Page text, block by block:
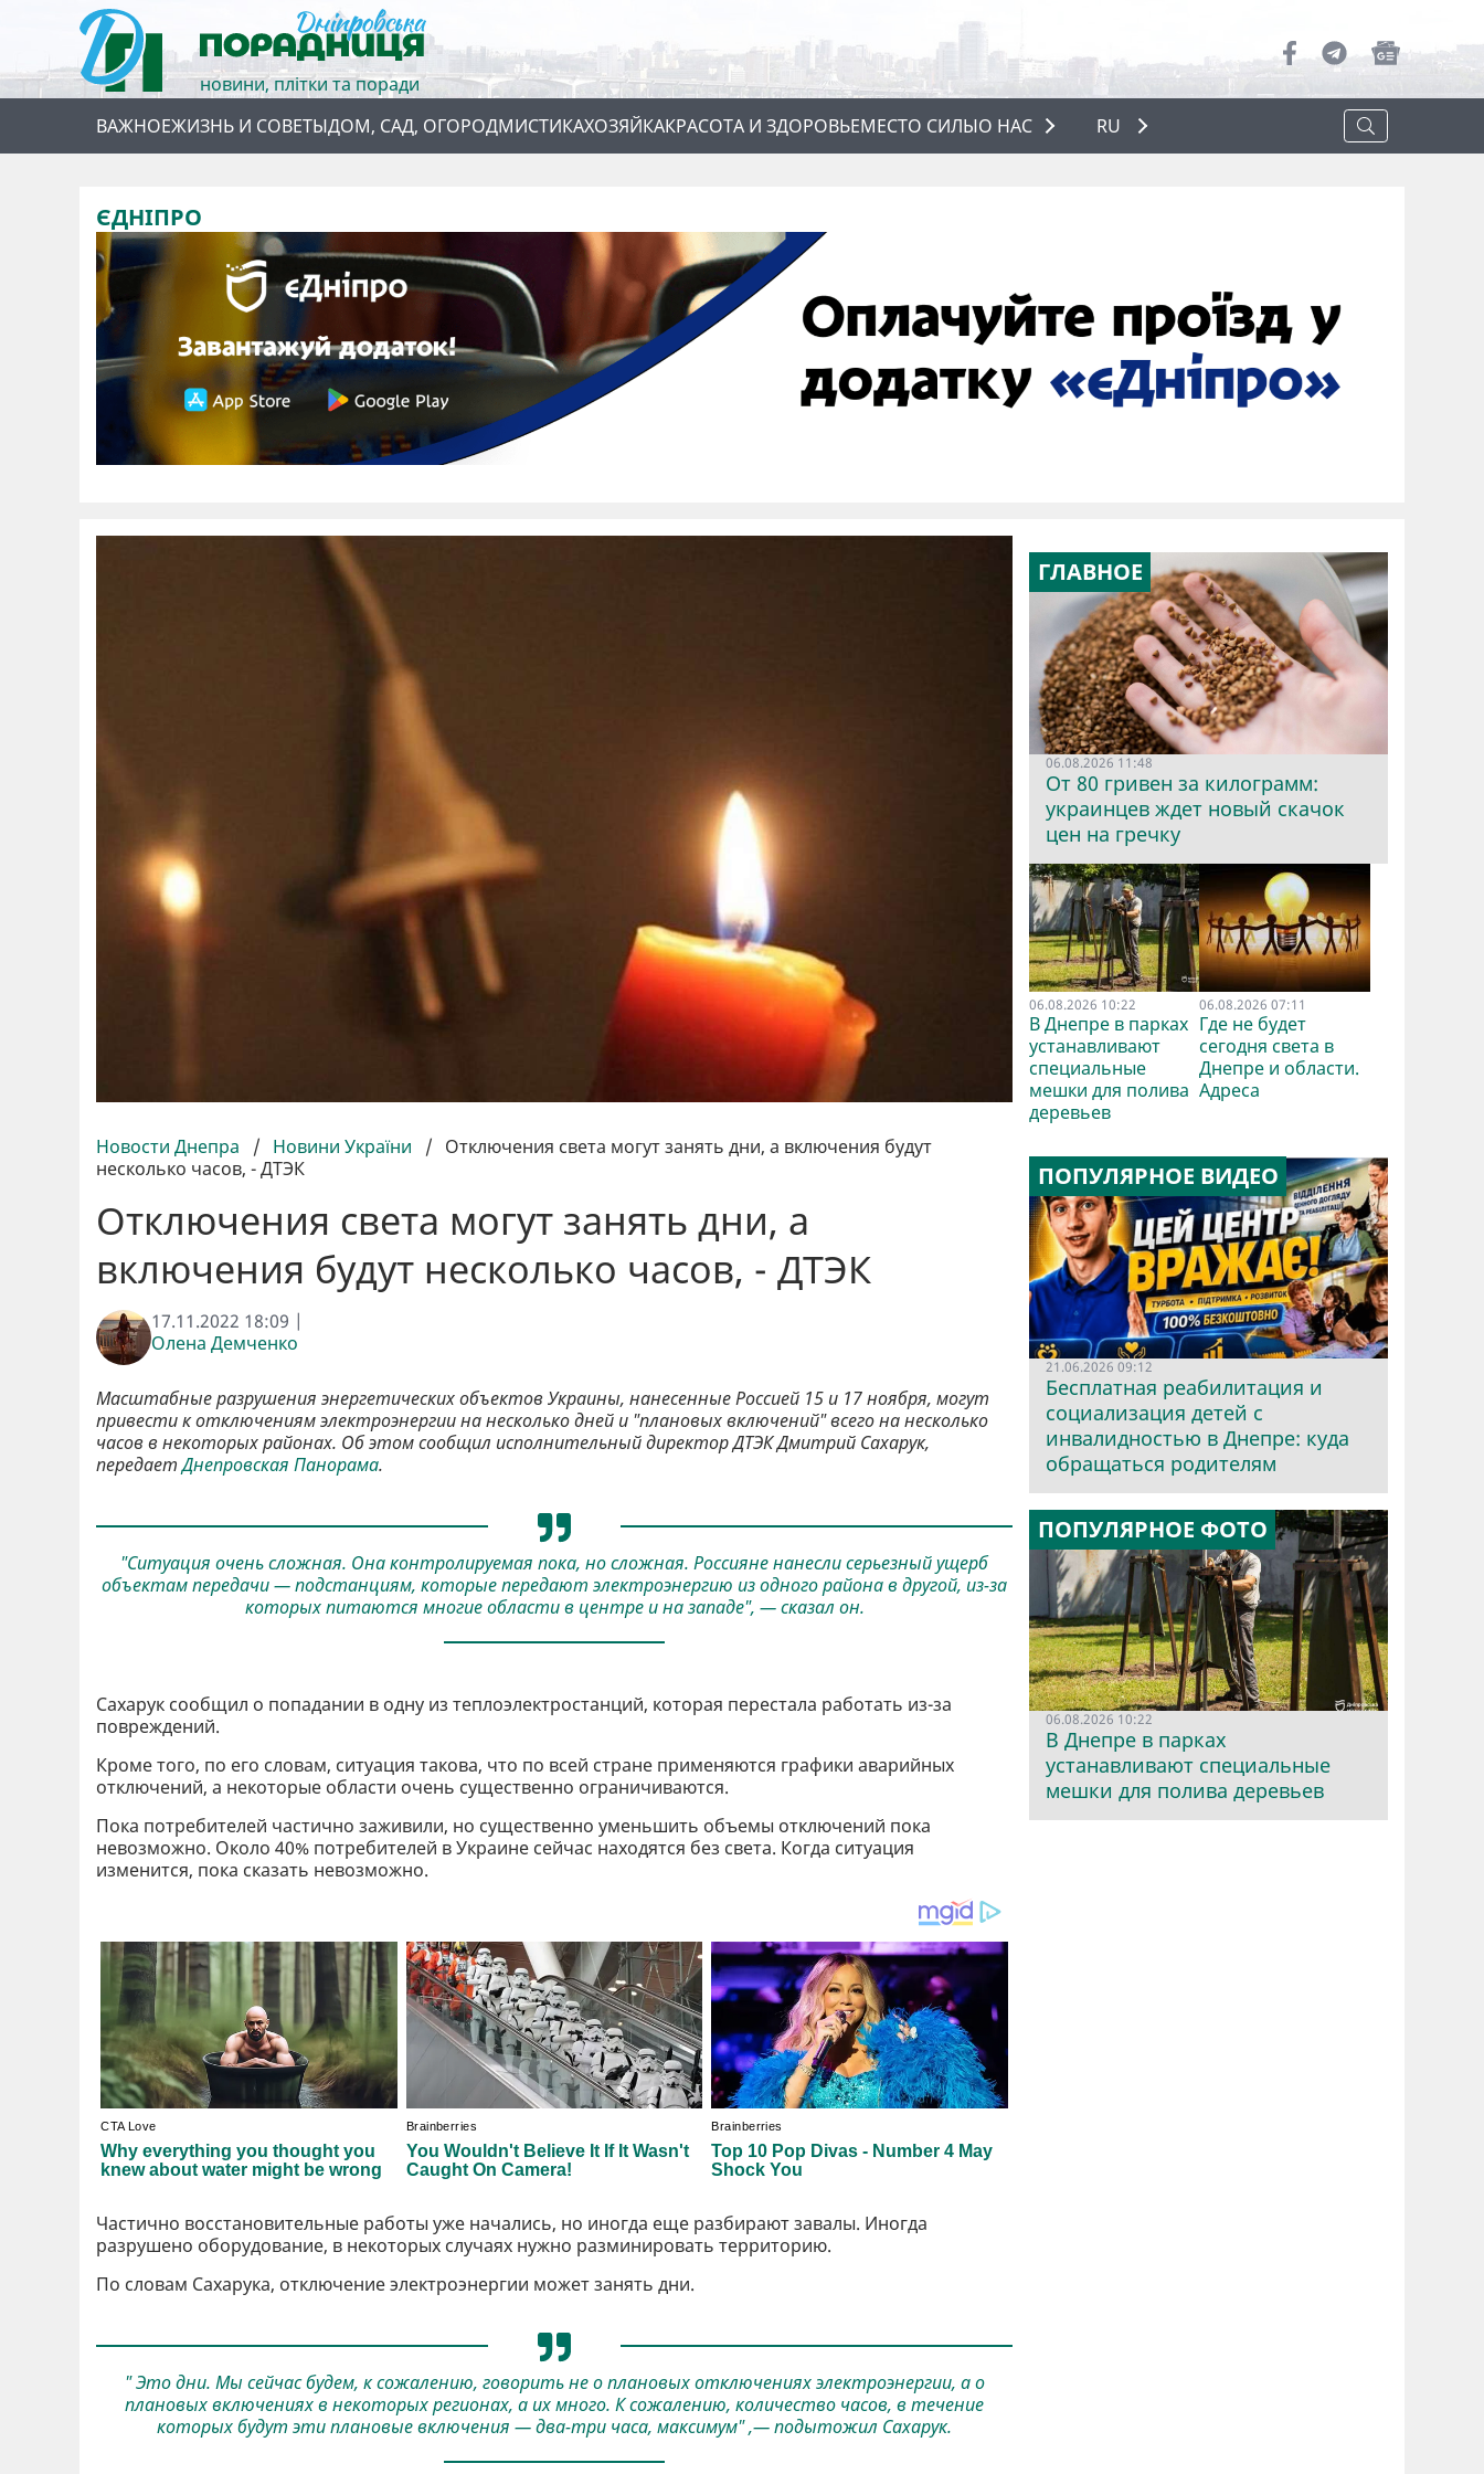
новини, плітки та поради
ВАЖНОЕЖИЗНЬ И СОВЕТЫДОМ, САД, ОГОРОДМИСТИКАХОЗЯЙКАКРАСОТА И ЗДОРОВЬЕМЕСТО СИЛЫО НАС
RU
ЄДНІПРО
Новости Днепра / Новини України / Отключения света могут занять дни, а включения будут
несколько часов, - ДТЭК
Отключения света могут занять дни, а
включения будут несколько часов, - ДТЭК
17.11.2022 18:09 |
Олена Демченко
Масштабные разрушения энергетических объектов Украины, нанесенные Россией 15 и 17 ноября, могут
привести к отключениям электроэнергии на несколько дней и "плановых включений" всего на несколько
часов в некоторых районах. Об этом сообщил исполнительный директор ДТЭК Дмитрий Сахарук,
передаетДнепровская Панорама.
"Ситуация очень сложная. Она контролируемая пока, но сложная. Россияне нанесли серьезный ущерб
объектам передачи — подстанциям, которые передают электроэнергию из одного района в другой, из-за
которых питаются многие области в центре и на западе", — сказал он.
Сахарук сообщил о попадании в одну из теплоэлектростанций, которая перестала работать из-за
повреждений.
Кроме того, по его словам, ситуация такова, что по всей стране применяются графики аварийных
отключений, а некоторые области очень существенно ограничиваются.
Пока потребителей частично заживили, но существенно уменьшить объемы отключений пока
невозможно. Около 40% потребителей в Украине сейчас находятся без света. Когда ситуация
изменится, пока сказать невозможно.
Частично восстановительные работы уже начались, но иногда еще разбирают завалы. Иногда
разрушено оборудование, в некоторых случаях нужно разминировать территорию.
По словам Сахарука, отключение электроэнергии может занять дни.
" Это дни. Мы сейчас будем, к сожалению, говорить не о плановых отключениях электроэнергии, а о
плановых включениях в некоторых регионах, а их много. К сожалению, количество часов, в течение
которых будут эти плановые включения — два-три часа, максимум" ,— подытожил Сахарук.
ГЛАВНОЕ
06.08.2026 11:48
От 80 гривен за килограмм:
украинцев ждет новый скачок
цен на гречку
06.08.2026 10:22
В Днепре в парках
устанавливают
специальные
мешки для полива
деревьев
06.08.2026 07:11
Где не будет
сегодня света в
Днепре и области.
Адреса
ПОПУЛЯРНОЕ ВИДЕО
21.06.2026 09:12
Бесплатная реабилитация и
социализация детей с
инвалидностью в Днепре: куда
обращаться родителям
ПОПУЛЯРНОЕ ФОТО
06.08.2026 10:22
В Днепре в парках
устанавливают специальные
мешки для полива деревьев